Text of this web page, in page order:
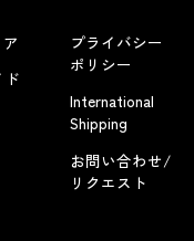
ド
プライバシー
ポリシー
International
Shipping
お問い合わせ/
リクエスト